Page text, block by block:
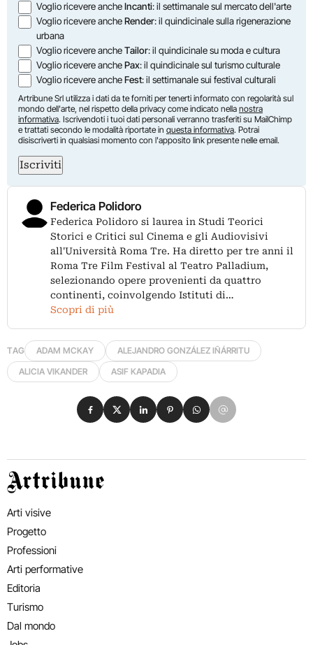
Voglio ricevere ancheIncanti: il settimanale sul mercato dell'arte
Voglio ricevere ancheRender: il quindicinale sulla rigenerazione
urbana
Voglio ricevere ancheTailor: il quindicinale su moda e cultura
Voglio ricevere anchePax: il quindicinale sul turismo culturale
Voglio ricevere ancheFest: il settimanale sui festival culturali
Artribune Srl utilizza i dati da te forniti per tenerti informato con regolarità sul
mondo dell'arte, nel rispetto della privacy come indicato nella nostra
informativa. Iscrivendoti i tuoi dati personali verranno trasferiti su MailChimp
e trattati secondo le modalità riportate in questa informativa. Potrai
disiscriverti in qualsiasi momento con l'apposito link presente nelle email.
Iscriviti
Federica Polidoro
Federica Polidoro si laurea in Studi Teorici
Storici e Critici sul Cinema e gli Audiovisivi
all'Università Roma Tre. Ha diretto per tre anni il
Roma Tre Film Festival al Teatro Palladium,
selezionando opere provenienti da quattro
continenti, coinvolgendo Istituti di…
Scopri di più
TAG ADAM MCKAY
ALEJANDRO GONZÁLEZ IÑÁRRITU
ALICIA VIKANDER
ASIF KAPADIA
Condividi su Facebook
Condividi su X
Condividi su LinkedIn
Condividi su Pinterest
Condividi su WhatsApp
Condividi su Email
Artribune
Arti visive
Progetto
Professioni
Arti performative
Editoria
Turismo
Dal mondo